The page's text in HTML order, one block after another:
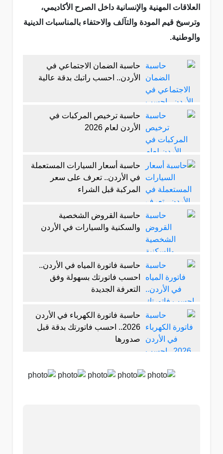
العلاقات المهنية والإنسانية داخل الصرح الأكاديمي،
وترسيخ قيم المودة والتآلف والاحتفاء بالمناسبات الدينية
والوطنية.
حاسبة الضمان الاجتماعي في
الأردن.. احسب راتبك بدقة عالية
حاسبة ترخيص المركبات في
الأردن لعام 2026
حاسبة أسعار السيارات المستعملة
في الأردن.. تعرف على سعر
المركبة قبل الشراء
حاسبة القروض الشخصية
والسكنية والسيارات في الأردن
حاسبة فاتورة المياه في الأردن..
احسب فاتورتك بسهولة وفق
التعرفة الجديدة
حاسبة فاتورة الكهرباء في الأردن
2026.. احسب فاتورتك بدقة قبل
صدورها